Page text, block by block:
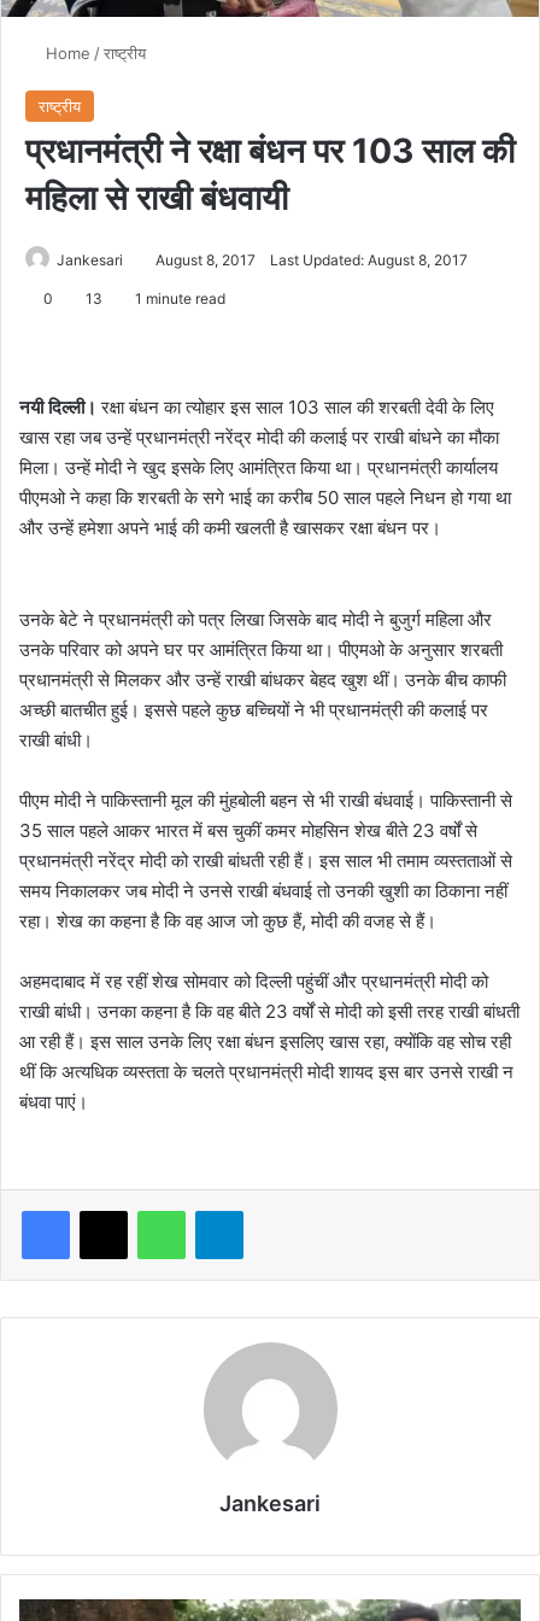
Home /राष्ट्रीय
राष्ट्रीय
प्रधानमंत्री ने रक्षा बंधन पर 103 साल की
महिला से राखी बंधवायी
Jankesari August 8, 2017 Last Updated: August 8, 2017
0 13 1 minute read
नयी दिल्ली।रक्षा बंधन का त्योहार इस साल 103 साल की शरबती देवी के लिए
खास रहा जब उन्हें प्रधानमंत्री नरेंद्र मोदी की कलाई पर राखी बांधने का मौका
मिला। उन्हें मोदी ने खुद इसके लिए आमंत्रित किया था। प्रधानमंत्री कार्यालय
पीएमओ ने कहा कि शरबती के सगे भाई का करीब 50 साल पहले निधन हो गया था
और उन्हें हमेशा अपने भाई की कमी खलती है खासकर रक्षा बंधन पर।
उनके बेटे ने प्रधानमंत्री को पत्र लिखा जिसके बाद मोदी ने बुजुर्ग महिला और
उनके परिवार को अपने घर पर आमंत्रित किया था। पीएमओ के अनुसार शरबती
प्रधानमंत्री से मिलकर और उन्हें राखी बांधकर बेहद खुश थीं। उनके बीच काफी
अच्छी बातचीत हुई। इससे पहले कुछ बच्चियों ने भी प्रधानमंत्री की कलाई पर
राखी बांधी।
पीएम मोदी ने पाकिस्तानी मूल की मुंहबोली बहन से भी राखी बंधवाई। पाकिस्तानी से
35 साल पहले आकर भारत में बस चुकीं कमर मोहसिन शेख बीते 23 वर्षों से
प्रधानमंत्री नरेंद्र मोदी को राखी बांधती रही हैं। इस साल भी तमाम व्यस्तताओं से
समय निकालकर जब मोदी ने उनसे राखी बंधवाई तो उनकी खुशी का ठिकाना नहीं
रहा। शेख का कहना है कि वह आज जो कुछ हैं, मोदी की वजह से हैं।
अहमदाबाद में रह रहीं शेख सोमवार को दिल्ली पहुंचीं और प्रधानमंत्री मोदी को
राखी बांधी। उनका कहना है कि वह बीते 23 वर्षों से मोदी को इसी तरह राखी बांधती
आ रही हैं। इस साल उनके लिए रक्षा बंधन इसलिए खास रहा, क्योंकि वह सोच रही
थीं कि अत्यधिक व्यस्तता के चलते प्रधानमंत्री मोदी शायद इस बार उनसे राखी न
बंधवा पाएं।
Jankesari